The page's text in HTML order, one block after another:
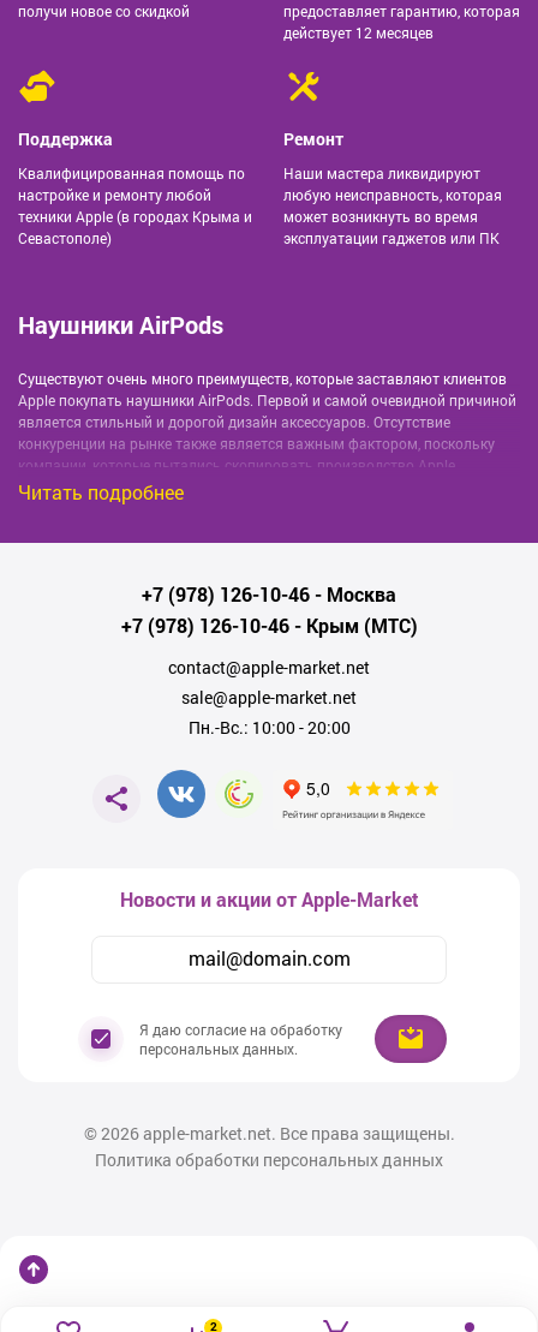
получи новое со скидкой
предоставляет гарантию, которая
действует 12 месяцев
Поддержка
Квалифицированная помощь по
настройке и ремонту любой
техники Apple (в городах Крыма и
Севастополе)
Ремонт
Наши мастера ликвидируют
любую неисправность, которая
может возникнуть во время
эксплуатации гаджетов или ПК
Наушники AirPods
Существуют очень много преимуществ, которые заставляют клиентов
Apple покупать наушники AirPods. Первой и самой очевидной причиной
является стильный и дорогой дизайн аксессуаров. Отсутствие
конкуренции на рынке также является важным фактором, поскольку
компании, которые пытались скопировать производство Apple,
потерпели неудачу. Обещанная компанией автономия составляет более
5 часов работы в режиме воспроизведения музыки. Кейс наушников
Технология быстрой зарядки поддерживается устройствами AirPods.
После пятнадцати минут в полностью заряженном кейсе, наушники
будут работать в течение трех часов.
Еще одним плюсом является быстрая возможность подключения этих
наушников к любому устройству марки Apple (iPhone, MacBook и даже
Единственные минусы данных аксессуаров – это высокая цена и
Теперь появилась возможность купить Apple AirPods 3Севастополе на
самых выгодныйх условиях , лучшая цена у нас в магазине.
должен серьезно подумать о приобретении пары AirPods. Будь то
кажется чем-то вроде волшебства.
Самое приятное то, что они великолепно звучат и могут похвастаться
Шумоподавление является одним из них, но режим прозрачности,
который позволяет вам слышать свое окружение во время
Главные достоинства гаджета
Читать подробнее
+7 (978) 126-10-46- Москва
+7 (978) 126-10-46- Крым (МТС)
contact@apple-market.net
sale@apple-market.net
Пн.-Вс.: 10:00 - 20:00
Новости и акции от Apple-Market
Я даю согласие на обработку
персональных данных.
© 2026apple-market.net. Все права защищены.
Политика обработки персональных данных
2